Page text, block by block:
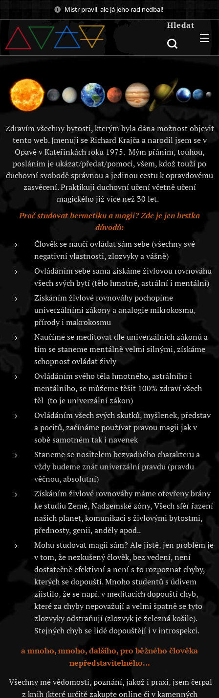
Mistr pravil, ale já jeho rad nedbal!
Hledat
Zdravím všechny bytosti, kterým byla dána možnost objevit
tento web. Jmenuji se Richard Krajča a narodil jsem se v
Opavě v Kateřinkách roku 1975. Mým přáním, touhou,
posláním je ukázat/předat/pomoci, všem, kdož touží po
duchovní svobodě správnou a jedinou cestu k opravdovému
zasvěcení. Praktikuji duchovní učení včetně učení
magického již více než 30 let.
Proč studovat hermetiku a magii? Zde je jen hrstka
důvodů:
Člověk se naučí ovládat sám sebe (všechny své
negativní vlastnosti, zlozvyky a vášně)
Ovládáním sebe sama získáme živlovou rovnováhu
všech svých bytí (tělo hmotné, astrální i mentální)
Získáním živlové rovnováhy pochopíme
univerzálními zákony a analogie mikrokosmu,
přírody i makrokosmu
Naučíme se meditovat dle univerzálních zákonů a
tím se staneme mentálně velmi silnými, získáme
schopnost ovládat živly
Ovládáním svého těla hmotného, astrálního i
mentálního, se můžeme těšit 100% zdraví všech
těl (to je univerzální zákon)
Ovládáním všech svých skutků, myšlenek, představ
a pocitů, začínáme používat pravou magii jak v
sobě samotném tak i navenek
Staneme se nositelem bezvadného charakteru a
vždy budeme znát univerzální pravdu (pravdu
věčnou, absolutní)
Získáním živlové rovnováhy máme otevřeny brány
ke studiu Země, Nadzemské zóny, Všech sfér řazení
našich planet, komunikaci s živlovými bytostmi,
přednosty, genii, anděly apod..
Mohu studovat magii sám? Ale jistě, jen problém je
v tom, že nezkušený člověk, bez vedení, není
dostatečně efektivní a není s to rozpoznat chyby,
kterých se dopouští. Mnoho studentů s údivem
zjistilo, že se např. v meditacích dopouští chyb,
které za chyby nepovažují a velmi špatně se tyto
zlozvyky odstraňují (zlozvyk je železná košile).
Stejných chyb se lidé dopouštějí i v introspekci.
a mnoho, mnoho, dalšího, pro běžného člověka
nepředstavitelného...
Všechny mé vědomosti, poznání, jakož i praxi, jsem čerpal
z knih (které určitě zakupte online či v kamenných